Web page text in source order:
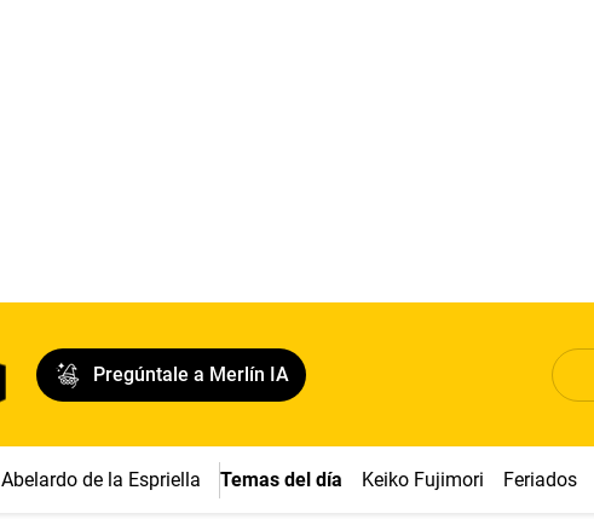
Pregúntale a Merlín IA
Abelardo de la Espriella Temas del día Keiko Fujimori Feriados